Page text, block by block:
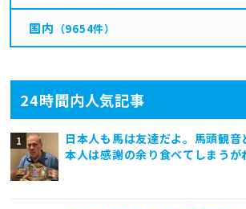
24時間内人気記事
日本人も馬は友達だよ。馬頭観音
本人は感謝の余り食べてしまうが
国内 （9654件）